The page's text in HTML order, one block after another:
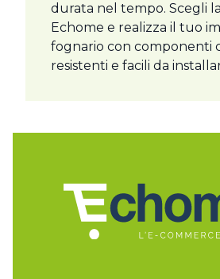
durata nel tempo. Scegli
Echome e realizza il tuo
fognario con componenti
resistenti e facili da